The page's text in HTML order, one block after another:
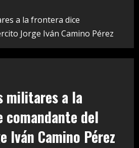
a la frontera dice
Jorge Iván Camino Pérez
militares a la
del
Iván Camino Pérez